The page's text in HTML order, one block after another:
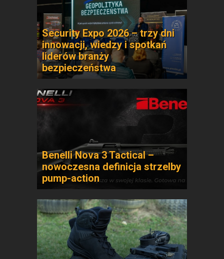
Security Expo 2026 – trzy dni
innowacji, wiedzy i spotkań
liderów branży
bezpieczeństwa
Benelli Nova 3 Tactical –
nowoczesna definicja strzelby
pump-action